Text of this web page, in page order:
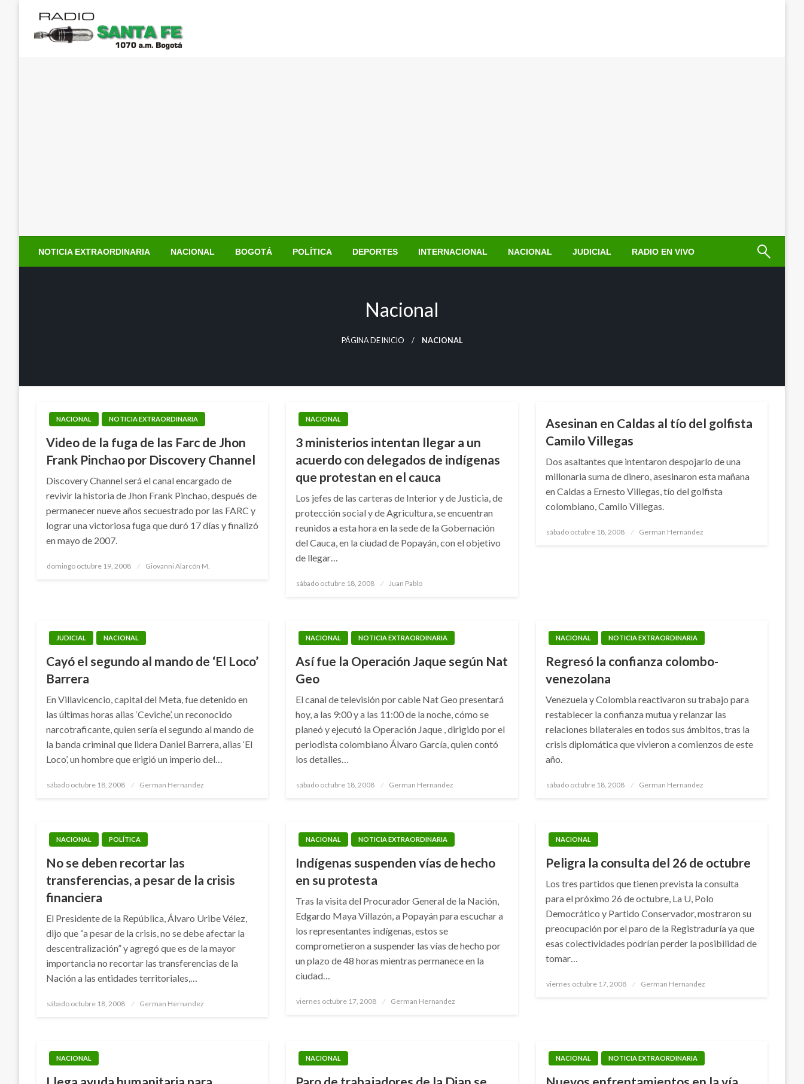
contenido
NOTICIA EXTRAORDINARIA NACIONAL BOGOTÁ POLÍTICA DEPORTES INTERNACIONAL NACIONAL JUDICIAL RADIO EN VIVO
Nacional
PÁGINA DE INICIO NACIONAL
NACIONAL NOTICIA EXTRAORDINARIA
Video de la fuga de las Farc de Jhon
Frank Pinchao por Discovery Channel
Discovery Channel será el canal encargado de
revivir la historia de Jhon Frank Pinchao, después de
permanecer nueve años secuestrado por las FARC y
lograr una victoriosa fuga que duró 17 días y finalizó
en mayo de 2007.
Publicado
domingo octubre 19, 2008 Giovanni Alarcón M.
NACIONAL
3 ministerios intentan llegar a un
acuerdo con delegados de indígenas
que protestan en el cauca
Los jefes de las carteras de Interior y de Justicia, de
protección social y de Agricultura, se encuentran
reunidos a esta hora en la sede de la Gobernación
del Cauca, en la ciudad de Popayán, con el objetivo
de llegar…
Publicado
sábado octubre 18, 2008 Juan Pablo
JUDICIAL NACIONAL
Asesinan en Caldas al tío del golfista
Camilo Villegas
Dos asaltantes que intentaron despojarlo de una
millonaria suma de dinero, asesinaron esta mañana
en Caldas a Ernesto Villegas, tío del golfista
colombiano, Camilo Villegas.
Publicado
sábado octubre 18, 2008 German Hernandez
JUDICIAL NACIONAL
Cayó el segundo al mando de ‘El Loco’
Barrera
En Villavicencio, capital del Meta, fue detenido en
las últimas horas alias ‘Ceviche’, un reconocido
narcotraficante, quien sería el segundo al mando de
la banda criminal que lidera Daniel Barrera, alias ‘El
Loco’, un hombre que erigió un imperio del…
Publicado
sábado octubre 18, 2008 German Hernandez
NACIONAL NOTICIA EXTRAORDINARIA
Así fue la Operación Jaque según Nat
Geo
El canal de televisión por cable Nat Geo presentará
hoy, a las 9:00 y a las 11:00 de la noche, cómo se
planeó y ejecutó la Operación Jaque , dirigido por el
periodista colombiano Álvaro García, quien contó
los detalles…
Publicado
sábado octubre 18, 2008 German Hernandez
NACIONAL NOTICIA EXTRAORDINARIA
Regresó la confianza colombo-
venezolana
Venezuela y Colombia reactivaron su trabajo para
restablecer la confianza mutua y relanzar las
relaciones bilaterales en todos sus ámbitos, tras la
crisis diplomática que vivieron a comienzos de este
año.
Publicado
sábado octubre 18, 2008 German Hernandez
NACIONAL POLÍTICA
No se deben recortar las
transferencias, a pesar de la crisis
financiera
El Presidente de la República, Álvaro Uribe Vélez,
dijo que “a pesar de la crisis, no se debe afectar la
descentralización” y agregó que es de la mayor
importancia no recortar las transferencias de la
Nación a las entidades territoriales,…
Publicado
sábado octubre 18, 2008 German Hernandez
NACIONAL NOTICIA EXTRAORDINARIA
Indígenas suspenden vías de hecho
en su protesta
Tras la visita del Procurador General de la Nación,
Edgardo Maya Villazón, a Popayán para escuchar a
los representantes indígenas, estos se
comprometieron a suspender las vías de hecho por
un plazo de 48 horas mientras permanece en la
ciudad…
Publicado
viernes octubre 17, 2008 German Hernandez
NACIONAL
Peligra la consulta del 26 de octubre
Los tres partidos que tienen prevista la consulta
para el próximo 26 de octubre, La U, Polo
Democrático y Partido Conservador, mostraron su
preocupación por el paro de la Registraduría ya que
esas colectividades podrían perder la posibilidad de
tomar…
Publicado
viernes octubre 17, 2008 German Hernandez
NACIONAL NACIONAL NACIONAL NOTICIA EXTRAORDINARIA